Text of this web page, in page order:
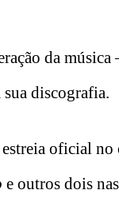
da música
discografia.
estreia oficial
e outros dois